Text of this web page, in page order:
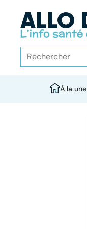
À la une